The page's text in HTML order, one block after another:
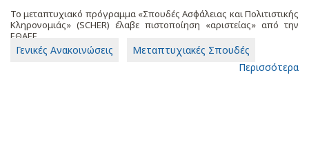
Το μεταπτυχιακό πρόγραμμα «Σπουδές Ασφάλειας και Πολιτιστικής
Κληρονομιάς» (SCHER) έλαβε πιστοποίηση «αριστείας» από την
ΕΘΑΕΕ.
Γενικές Ανακοινώσεις
Μεταπτυχιακές Σπουδές
Περισσότερα